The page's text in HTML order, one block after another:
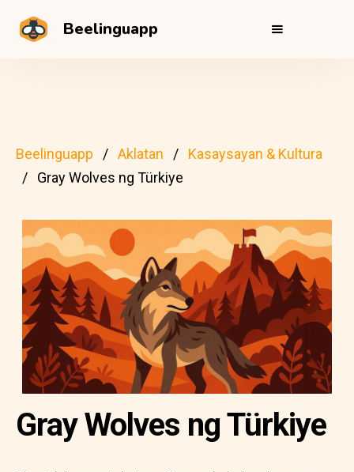
Beelinguapp
Beelinguapp Aklatan
Kasaysayan & Kultura
Gray Wolves ng Türkiye
Gray Wolves ng Türkiye